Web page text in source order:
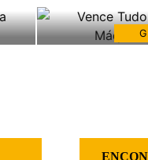
Vence Tudo